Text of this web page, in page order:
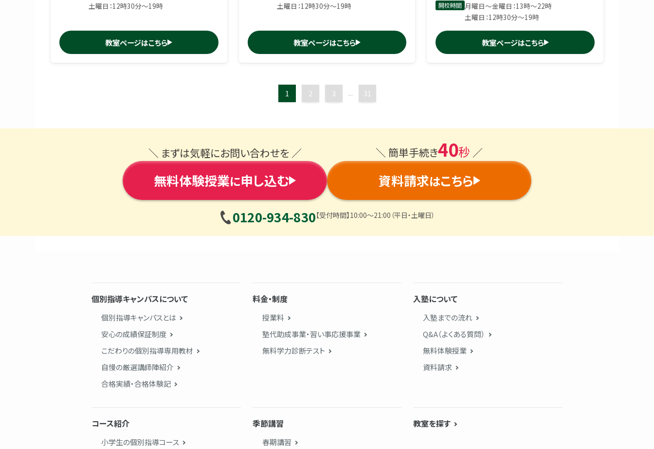
土曜日：12時30分〜19時
教室ページはこちら
土曜日：12時30分〜19時
教室ページはこちら
開校時間 月曜日〜金曜日：13時〜22時
土曜日：12時30分〜19時
教室ページはこちら
1 2 3 ... 31
＼ まずは気軽にお問い合わせを ／
無料体験授業に申し込む
＼ 簡単手続き40秒 ／
資料請求はこちら
0120-934-830【受付時間】10:00〜21:00（平日・土曜日）
個別指導キャンパスについて
個別指導キャンパスとは
安心の成績保証制度
こだわりの個別指導専用教材
自慢の厳選講師陣紹介
合格実績・合格体験記
料金・制度
授業料
塾代助成事業・習い事応援事業
無料学力診断テスト
入塾について
入塾までの流れ
Q&A（よくある質問）
無料体験授業
資料請求
コース紹介
小学生の個別指導コース
季節講習
春期講習
教室を探す